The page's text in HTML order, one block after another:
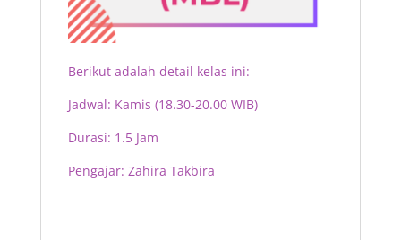
Berikut adalah detail kelas ini:
Jadwal: Kamis (18.30-20.00 WIB)
Durasi: 1.5 Jam
Pengajar: Zahira Takbira